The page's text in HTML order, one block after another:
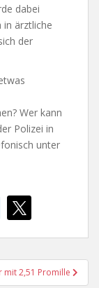
dabei
ärztliche
der
Wer kann
Polizei in
unter
mit 2,51 Promille